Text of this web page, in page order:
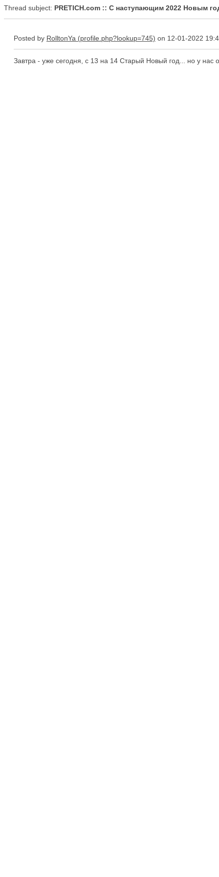
Thread subject: PRETICH.com :: С наступающим 2022 Новым
Posted by RolltonYa on 12-01-2022
Завтра - уже сегодня, с 13 на 14 Старый Новый год... но у нас